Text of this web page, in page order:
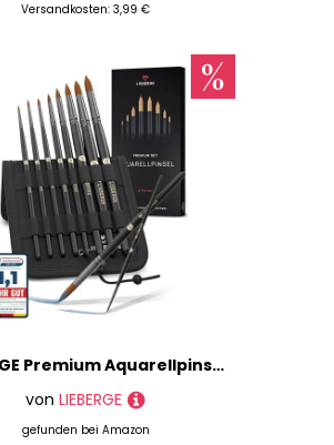
Versandkosten: 3,99 €
LIEBERGE Premium Aquarellpinsel – 8 Pinsel aus hochwertigem Synthetik-Zobelhaar – Aquarellpinsel Set ohne Haarverlust beim Malen | Watercolor Brush (8 Pinsel Synthetik-Zobelhaar)
von LIEBERGE
gefunden bei Amazon